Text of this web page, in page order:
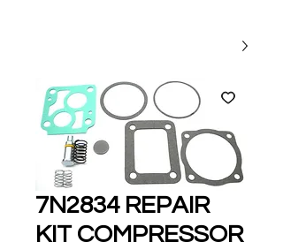
7N2834 REPAIR
KIT COMPRESSOR